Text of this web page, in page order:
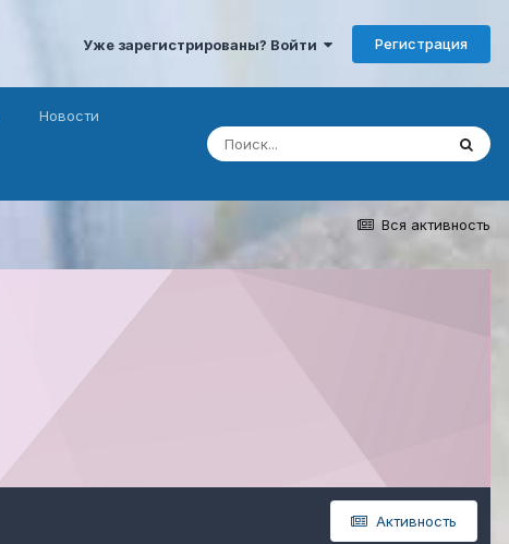
Уже зарегистрированы? Войти Регистрация
Новости
Вся активность
Активность